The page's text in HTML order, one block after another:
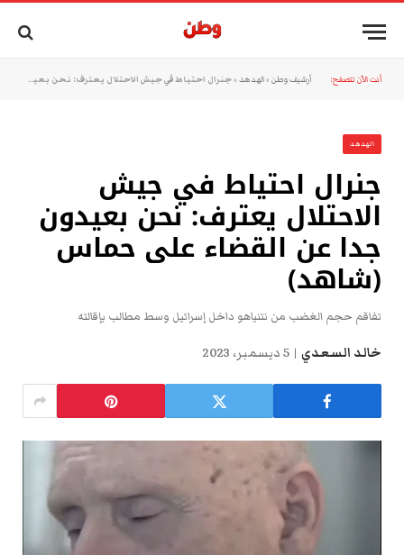
أنت الآن تتصفح: أرشيف وطن »الهدهد »جنرال احتياط في جيش الاحتلال يعترف: نحن بعيدون جدا عن القضاء على حماس (شاهد)
الهدهد
جنرال احتياط في جيش
الاحتلال يعترف: نحن بعيدون
جدا عن القضاء على حماس
(شاهد)
تفاقم حجم الغضب من نتنياهو داخل إسرائيل وسط مطالب بإقالته
خالد السعدي 5 ديسمبر، 2023